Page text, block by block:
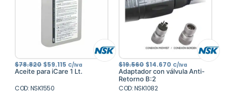
$78.820 El
precio
original
$78.820.
$59.115 El
precio
actual
C/Iva
Aceite para iCare 1 Lt.
COD: NSK1550
$19.560 El
precio
original
era:
$19.560.
$14.670 El
precio
actual
C/Iva
Adaptador con válvula Anti-
Retorno B:2
COD: NSK1082